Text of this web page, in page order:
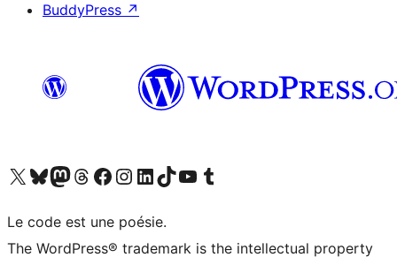
BuddyPress ↗
Visit our X (formerly Twitter) account
Visitez notre compte Bluesky
Visit our Mastodon account
Visitez notre compte Threads
Visit our Facebook page
Visit our Instagram account
Visit our LinkedIn account
Visitez notre compte TikTok
Visit our YouTube channel
Visitez notre compte Tumblr
Le code est une poésie.
The WordPress® trademark is the intellectual property